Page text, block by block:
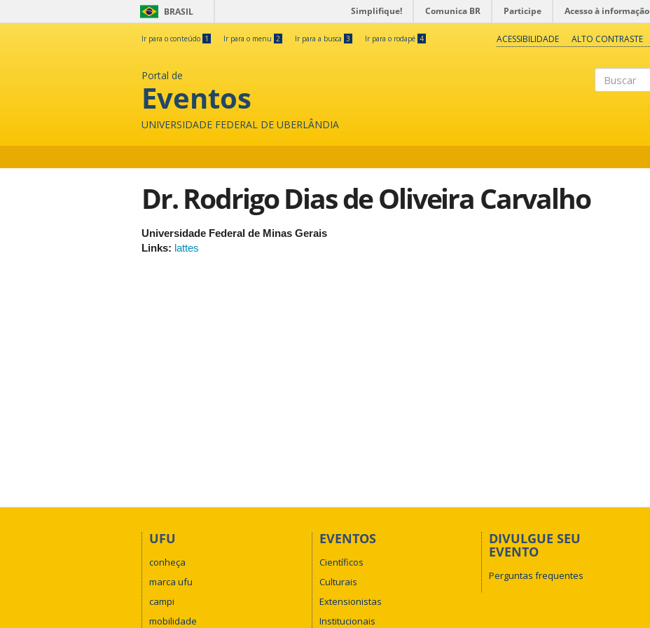
BRASIL Simplifique! Comunica BR Participe Acesso à informação
Ir para o conteúdo 1 Ir para o menu 2 Ir para a busca 3 Ir para o rodapé 4 ACESSIBILIDADE ALTO CONTRASTE
Portal de
Eventos
UNIVERSIDADE FEDERAL DE UBERLÂNDIA
Dr. Rodrigo Dias de Oliveira Carvalho
Universidade Federal de Minas Gerais
Links: lattes
UFU
conheça
marca ufu
campi
mobilidade
EVENTOS
Científicos
Culturais
Extensionistas
Institucionais
DIVULGUE SEU
EVENTO
Perguntas frequentes